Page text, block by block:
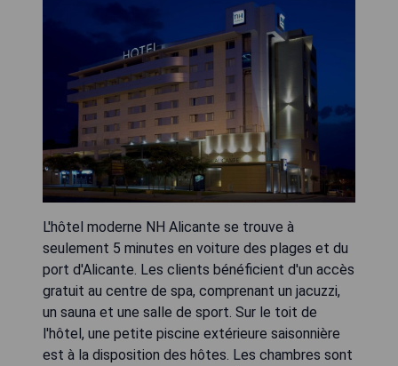
L'hôtel moderne NH Alicante se trouve à
seulement 5 minutes en voiture des plages et du
port d'Alicante. Les clients bénéficient d'un accès
gratuit au centre de spa, comprenant un jacuzzi,
un sauna et une salle de sport. Sur le toit de
l'hôtel, une petite piscine extérieure saisonnière
est à la disposition des hôtes. Les chambres sont